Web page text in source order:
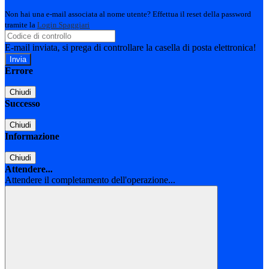
Non hai una e-mail associata al nome utente? Effettua il reset della password
tramite la Login Spaggiari
E-mail inviata, si prega di controllare la casella di posta elettronica!
Errore
Chiudi
Successo
Chiudi
Informazione
Chiudi
Attendere...
Attendere il completamento dell'operazione...